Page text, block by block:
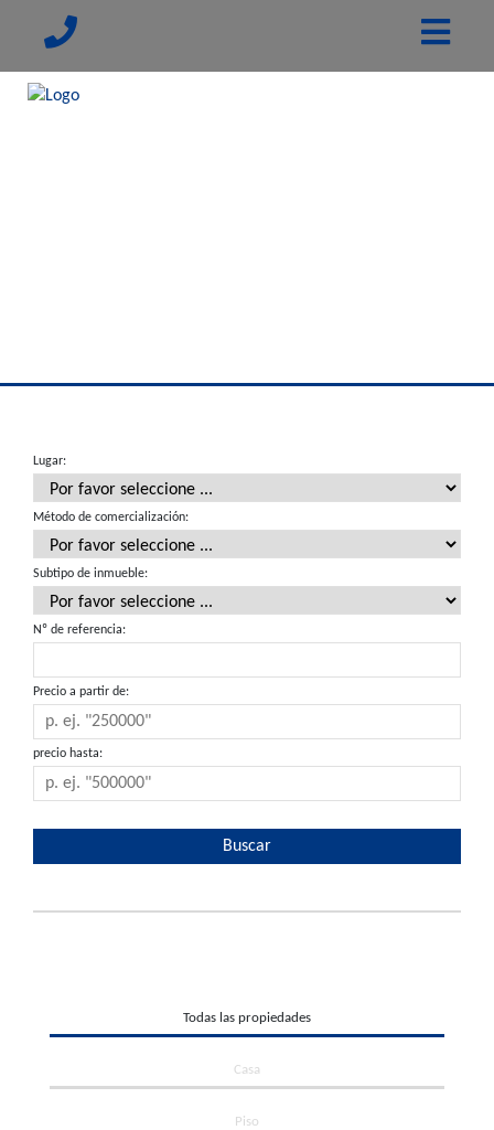
Lugar:
Método de comercialización:
Subtipo de inmueble:
Nº de referencia:
Precio a partir de:
precio hasta:
Todas las propiedades
Casa
Piso